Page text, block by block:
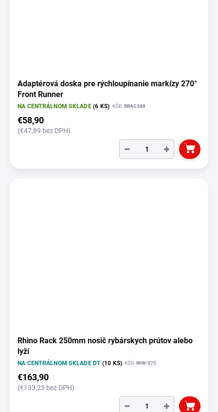
Adaptérová doska pre rýchloupínanie markízy 270°
Front Runner
NA CENTRÁLNOM SKLADE(6 KS) KÓD:RRAC388
€58,90
(€47,89 bez DPH)
+
−
Rhino Rack 250mm nosič rybárskych prútov alebo
lyží
NA CENTRÁLNOM SKLADE DT (10 KS) KÓD:RHR-572
€163,90
(€133,25 bez DPH)
+
−